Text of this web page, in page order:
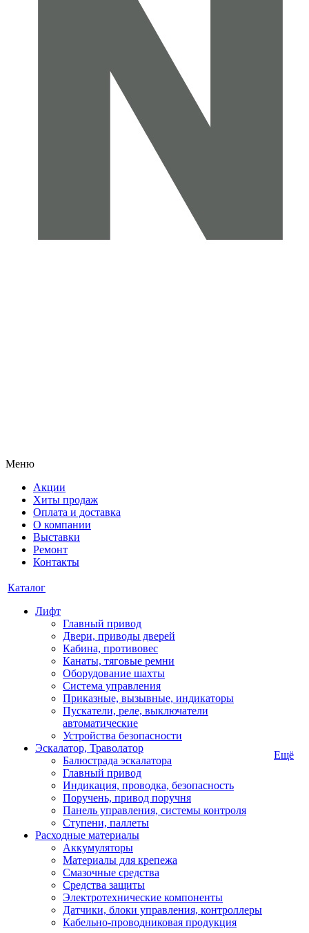
Меню
Акции
Хиты продаж
Оплата и доставка
О компании
Выставки
Ремонт
Контакты
Каталог
Лифт
Главный привод
Двери, приводы дверей
Кабина, противовес
Канаты, тяговые ремни
Оборудование шахты
Система управления
Приказные, вызывные, индикаторы
Пускатели, реле, выключатели
автоматические
Устройства безопасности
Эскалатор, Траволатор
Балюстрада эскалатора
Главный привод
Индикация, проводка, безопасность
Поручень, привод поручня
Панель управления, системы контроля
Ступени, паллеты
Расходные материалы
Аккумуляторы
Материалы для крепежа
Смазочные средства
Средства защиты
Электротехнические компоненты
Датчики, блоки управления, контроллеры
Кабельно-проводниковая продукция
Ещё